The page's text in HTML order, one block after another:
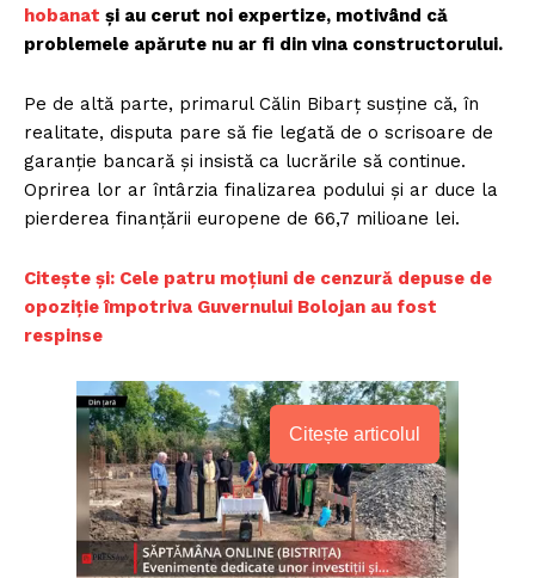
hobanat și au cerut noi expertize, motivând că
problemele apărute nu ar fi din vina constructorului.
Pe de altă parte, primarul Călin Bibarț susține că, în
realitate, disputa pare să fie legată de o scrisoare de
garanție bancară și insistă ca lucrările să continue.
Oprirea lor ar întârzia finalizarea podului și ar duce la
pierderea finanțării europene de 66,7 milioane lei.
Citește și: Cele patru moțiuni de cenzură depuse de
opoziție împotriva Guvernului Bolojan au fost
respinse
Citește articolul